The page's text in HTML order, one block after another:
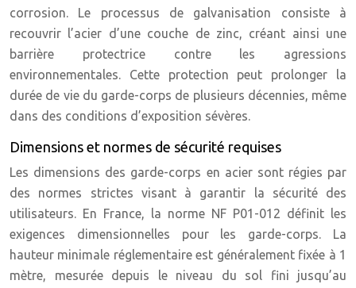
corrosion. Le processus de galvanisation consiste à
recouvrir l’acier d’une couche de zinc, créant ainsi une
barrière protectrice contre les agressions
environnementales. Cette protection peut prolonger la
durée de vie du garde-corps de plusieurs décennies, même
dans des conditions d’exposition sévères.
Dimensions et normes de sécurité requises
Les dimensions des garde-corps en acier sont régies par
des normes strictes visant à garantir la sécurité des
utilisateurs. En France, la norme NF P01-012 définit les
exigences dimensionnelles pour les garde-corps. La
hauteur minimale réglementaire est généralement fixée à 1
mètre, mesurée depuis le niveau du sol fini jusqu’au